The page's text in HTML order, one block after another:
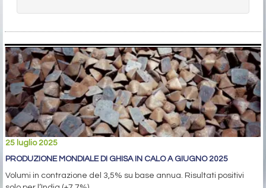
25 luglio 2025
PRODUZIONE MONDIALE DI GHISA IN CALO A GIUGNO 2025
Volumi in contrazione del 3,5% su base annua. Risultati positivi